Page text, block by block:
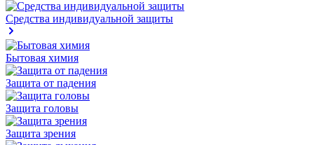
Средства индивидуальной защиты
Бытовая химия
Защита от падения
Защита головы
Защита зрения